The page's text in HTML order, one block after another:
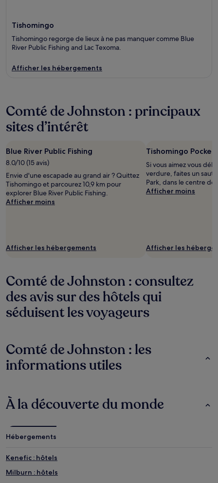
Tishomingo
Tishomingo regorge de lieux à ne pas manquer comme Blue
River Public Fishing and Lac Texoma.
Afficher les hébergements
Comté de Johnston : principaux
sites d’intérêt
Blue River Public Fishing
8.0/10 (15 avis)
Envie d'une escapade au grand air ? Quittez
Tishomingo et parcourez 10,9 km pour
explorer Blue River Public Fishing.
Afficher moins
Afficher les hébergements
Tishomingo Pocket
Si vous aimez vous
verdure, faites un saut
Park, dans le centre de
Afficher moins
Afficher les
Comté de Johnston : consultez
des avis sur des hôtels qui
séduisent les voyageurs
Comté de Johnston : les
informations utiles
À la découverte du monde
Hébergements
Kenefic : hôtels
Milburn : hôtels